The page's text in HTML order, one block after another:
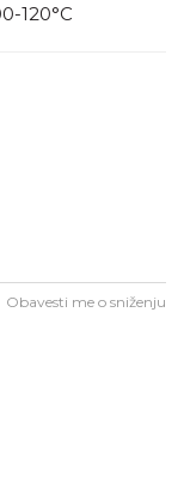
120°C
Obavesti me o sniženju